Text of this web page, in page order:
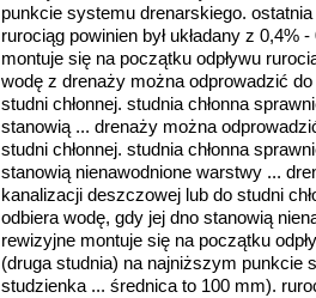
punkcie systemu drenarskiego.
rurociąg powinien był układany z 0,4%
montuje się na początku odpływu
wodę z drenaży można odprowadzić
studni chłonnej. studnia chłonna
stanowią ... drenaży można
studni chłonnej. studnia chłonna
stanowią nienawodnione warstwy ...
kanalizacji deszczowej lub do studni
odbiera wodę, gdy jej dno stanowią
rewizyjne montuje się na początku
(druga studnia) na najniższym punkcie
studzienka ... średnica to 100 mm).